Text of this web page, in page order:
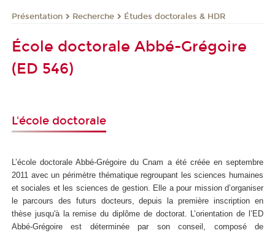
Présentation Recherche Études doctorales & HDR
École doctorale Abbé-Grégoire
(ED 546)
L'école doctorale
L’école doctorale Abbé-Grégoire du Cnam a été créée en septembre
2011 avec un périmètre thématique regroupant les sciences humaines
et sociales et les sciences de gestion. Elle a pour mission d’organiser
le parcours des futurs docteurs, depuis la première inscription en
thèse jusqu'à la remise du diplôme de doctorat. L’orientation de l’ED
Abbé-Grégoire est déterminée par son conseil, composé de